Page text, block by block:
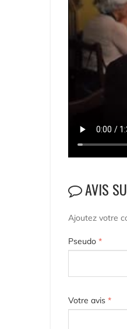
AVIS
Ajoutez votre
Pseudo *
Votre avis *